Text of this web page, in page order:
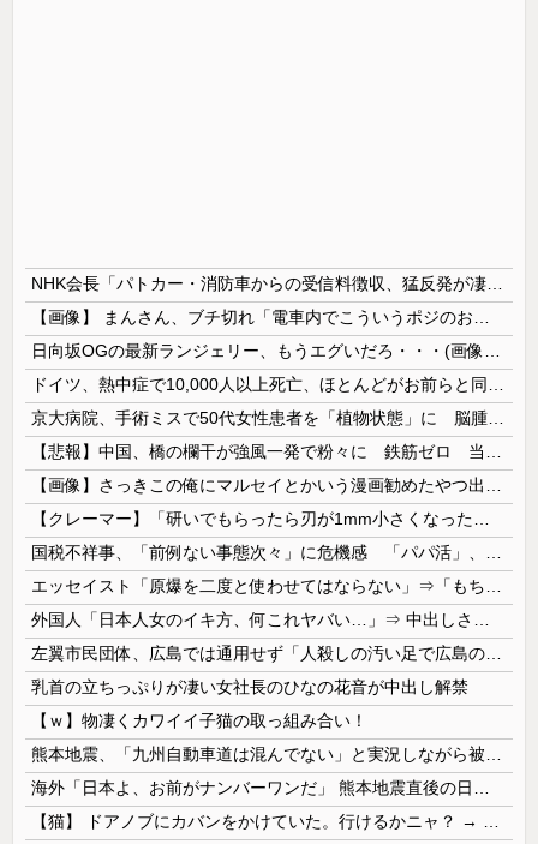
乳首の立ちっぷりが凄い女社長のひなの花音が中出し解禁
【ｗ】物凄くカワイイ子猫の取っ組み合い！